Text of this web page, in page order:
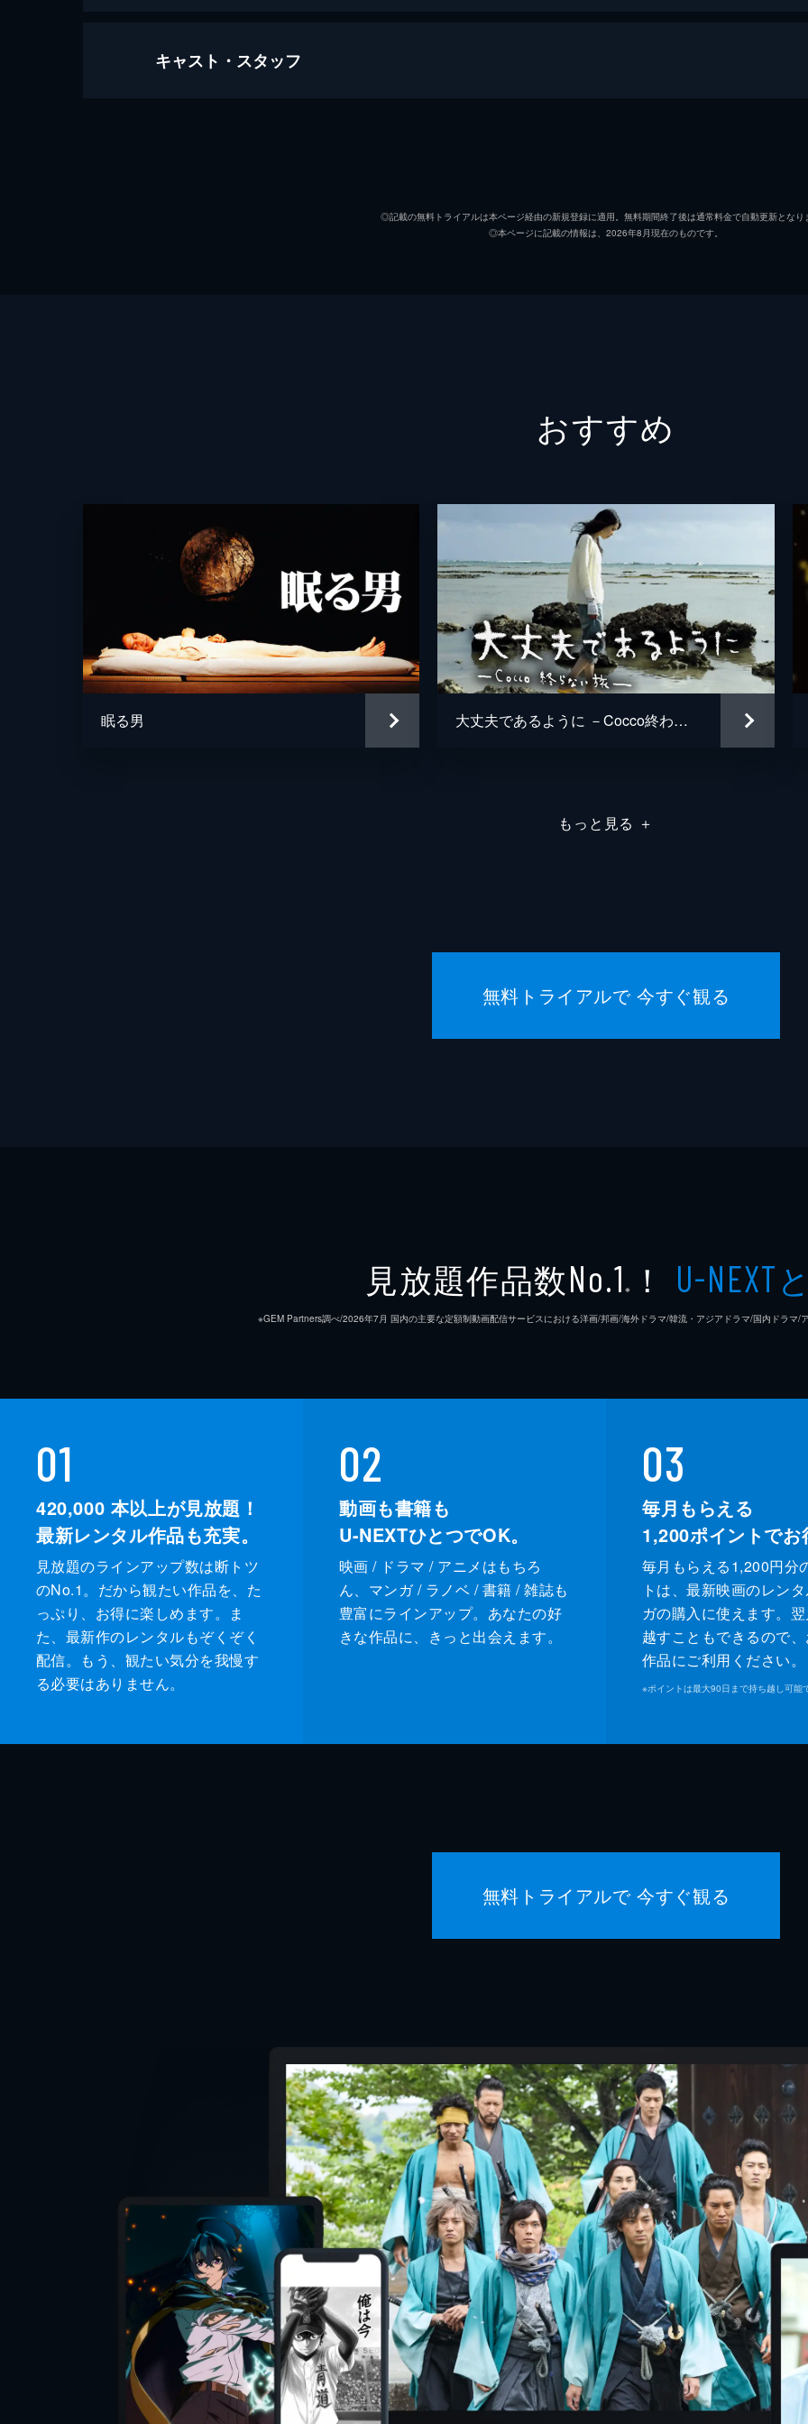
名付けようのない踊り
キャスト・スタッフ
中村達也
犬童一心
上野耕路
◎記載の無料トライアルは本ページ経由の新規登録に適用。無料期間終了後は通常料金で自動更新となり
◎本ページに記載の情報は、2026年8月現在のものです。
おすすめ
眠る男 大丈夫であるように －Cocco終わらない旅－
もっと見る ＋
無料トライアルで 今すぐ観る
見放題作品数No.1 ※ ！ U-NEXT
※GEM Partners調べ/2026年7⽉ 国内の主要な定額制動画配信サービスにおける洋画/邦画/海外ドラマ/韓流・アジアドラマ/国内ドラマ/
01
420,000 本以上が見放題！
最新レンタル作品も充実。
見放題のラインアップ数は断トツ
のNo.1。だから観たい作品を、た
っぷり、お得に楽しめます。ま
た、最新作のレンタルもぞくぞく
配信。もう、観たい気分を我慢す
る必要はありません。
02
動画も書籍も
U-NEXTひとつでOK。
映画 / ドラマ / アニメはもちろ
ん、マンガ / ラノベ / 書籍 / 雑誌も
豊富にラインアップ。あなたの好
きな作品に、きっと出会えます。
03
毎月もらえる
1,200ポイントでお
毎月もらえる1,200円分
トは、最新映画のレン
ガの購入に使えます。
越すこともできるので
作品にご利用ください。
※ポイントは最大90日まで持ち越し可能
無料トライアルで 今すぐ観る